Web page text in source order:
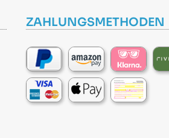
ZAHLUNGSMETHODEN